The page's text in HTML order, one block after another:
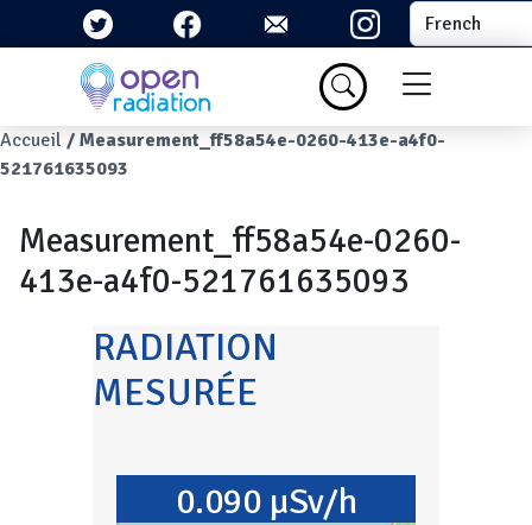
Aller au contenu principal Select your
Menu du
Fil d'Ariane
Accueil
Measurement_ff58a54e-0260-413e-a4f0-
521761635093
Measurement_ff58a54e-0260-
413e-a4f0-521761635093
RADIATION
MESURÉE
0.090 µSv/h